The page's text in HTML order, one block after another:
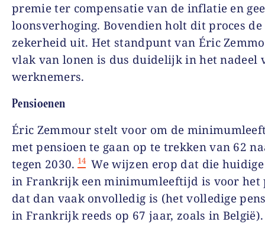
premie ter compensatie van de inflatie en
loonsverhoging. Bovendien holt dit proces de
zekerheid uit. Het standpunt van Éric
vlak van lonen is dus duidelijk in het nadeel
werknemers.
Pensioenen
Éric Zemmour stelt voor om de
met pensioen te gaan op te trekken van 62
tegen 2030. 14 We wijzen erop dat die
in Frankrijk een minimumleeftijd is voor het
dat dan vaak onvolledig is (het volledige
in Frankrijk reeds op 67 jaar, zoals in België).